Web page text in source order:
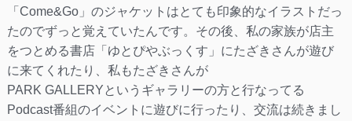
「Come&Go」のジャケットはとても印象的なイラストだっ
たのでずっと覚えていたんです。その後、私の家族が店主
をつとめる書店「ゆとぴやぶっくす」にたざきさんが遊び
に来てくれたり、私もたざきさんが
PARK GALLERYというギャラリーの方と行なってる
Podcast番組のイベントに遊びに行ったり、交流は続きまし